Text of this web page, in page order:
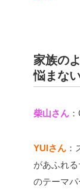
家族の
悩まな
柴山さん
YUIさん
があふれ
のテーマ